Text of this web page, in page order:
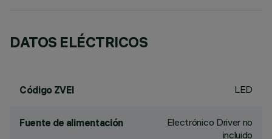
DATOS ELÉCTRICOS
Código ZVEI LED
Fuente de alimentación
Electrónico Driver no
incluido